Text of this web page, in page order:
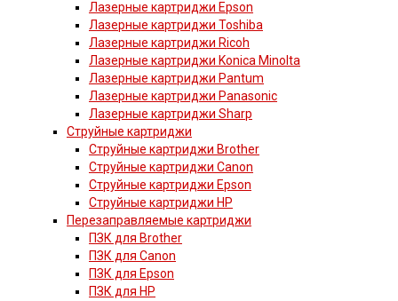
Лазерные картриджи Epson
Лазерные картриджи Toshiba
Лазерные картриджи Ricoh
Лазерные картриджи Konica Minolta
Лазерные картриджи Pantum
Лазерные картриджи Panasonic
Лазерные картриджи Sharp
Струйные картриджи
Струйные картриджи Brother
Струйные картриджи Canon
Струйные картриджи Epson
Струйные картриджи HP
Перезаправляемые картриджи
ПЗК для Brother
ПЗК для Canon
ПЗК для Epson
ПЗК для HP